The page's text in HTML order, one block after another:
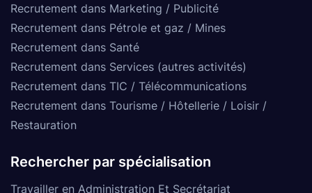
Recrutement dans Marketing / Publicité
Recrutement dans Pétrole et gaz / Mines
Recrutement dans Santé
Recrutement dans Services (autres activités)
Recrutement dans TIC / Télécommunications
Recrutement dans Tourisme / Hôtellerie / Loisir /
Restauration
Rechercher par spécialisation
Travailler en Administration Et Secrétariat